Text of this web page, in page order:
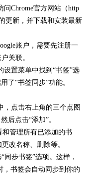
问Chrome官方网站（http
更新，并下载和安装最新
账户，需要先注册一
关联。
设置菜单中找到“书签”选
了“书签同步”功能。
，点击右上角的三个点图
后点击“添加”。
管理所有已添加的书
改名称、删除等。
同步书签”选项。这样，
，书签会自动同步到你的